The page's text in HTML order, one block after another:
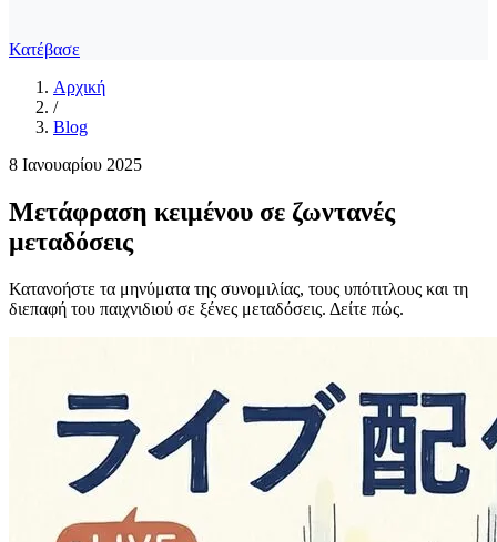
Κατέβασε
Αρχική
/
Blog
8 Ιανουαρίου 2025
Μετάφραση κειμένου σε ζωντανές
μεταδόσεις
Κατανοήστε τα μηνύματα της συνομιλίας, τους υπότιτλους και τη
διεπαφή του παιχνιδιού σε ξένες μεταδόσεις. Δείτε πώς.